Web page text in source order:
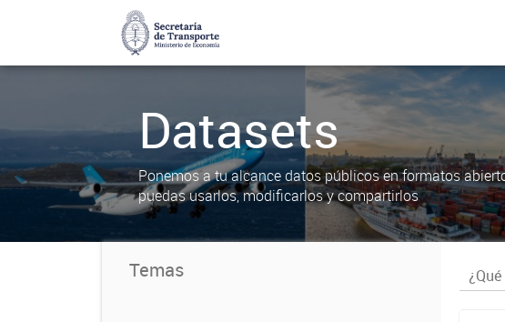
Datasets
Ponemos a tu alcance datos públicos en formatos
puedas usarlos, modificarlos y compartirlos
Temas